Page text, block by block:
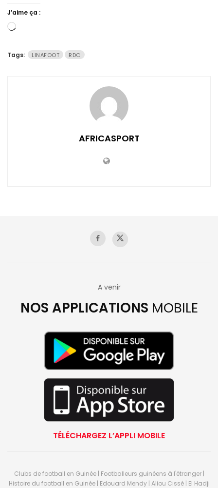
J’aime ça :
Chargement…
Tags: LINAFOOT RDC
AFRICASPORT
A venir
NOS APPLICATIONS MOBILE
TÉLÉCHARGEZ L’APPLI MOBILE
Clubs de football en Guinée | Footballeurs guinéens à l'étranger |
Histoire du football en Guinée | Edouard Mendy | Aliou Cissé | El Hadji